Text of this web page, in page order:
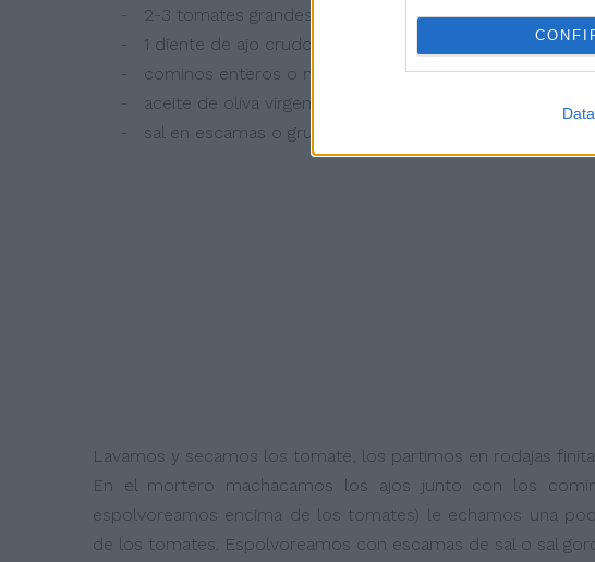
- 2-3 tomates grandes bien rojos
- 1 diente de ajo crudo
- cominos enteros o molidos
- aceite de oliva virgen
- sal en escamas o gruesa
Lavamos y secamos los tomate, los partimos en rodajas
En el mortero machacamos los ajos junto con los
espolvoreamos encima de los tomates) le echamos una
de los tomates. Espolvoreamos con escamas de sal o sal